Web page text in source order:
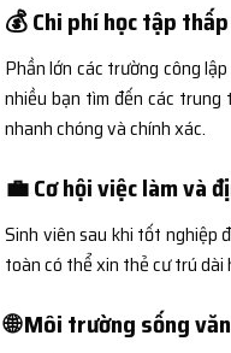
💰 Chi phí học tập
Phần lớn các trường công
nhiều bạn tìm đến các trung
nhanh chóng và chính xác.
💼 Cơ hội việc làm và
Sinh viên sau khi tốt nghiệp
toàn có thể xin thẻ cư trú dài
🌐 Môi trường sống